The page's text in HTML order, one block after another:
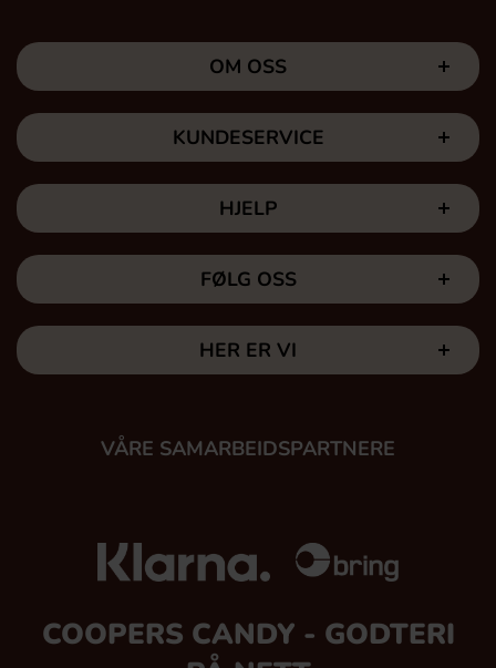
OM OSS
KUNDESERVICE
HJELP
FØLG OSS
HER ER VI
VÅRE SAMARBEIDSPARTNERE
COOPERS CANDY - GODTERI